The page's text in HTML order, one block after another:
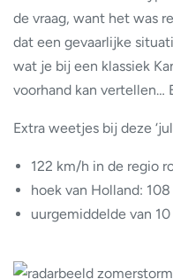
de vraag, want het was
dat een gevaarlijke
wat je bij een klassiek
voorhand kan vertellen…
Extra weetjes bij deze
122 km/h in de regio
hoek van Holland:
uurgemiddelde van